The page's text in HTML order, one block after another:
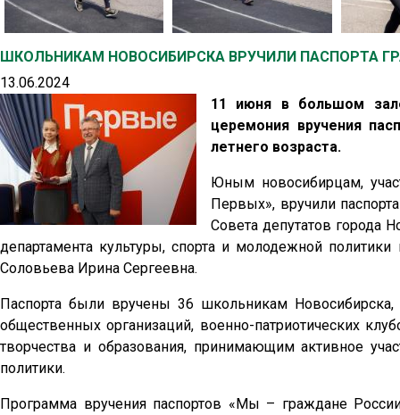
ШКОЛЬНИКАМ НОВОСИБИРСКА ВРУЧИЛИ ПАСПОРТА
13.06.2024
11 июня в большом
церемония вручения
летнего возраста.
Юным новосибирцам,
Первых», вручили
Совета депутатов города
департамента культуры, спорта и молодежной
Соловьева Ирина Сергеевна.
Паспорта были вручены 36 школьникам
общественных организаций, военно-патриотических
творчества и образования, принимающим активное
политики.
Программа вручения паспортов «Мы – граждане